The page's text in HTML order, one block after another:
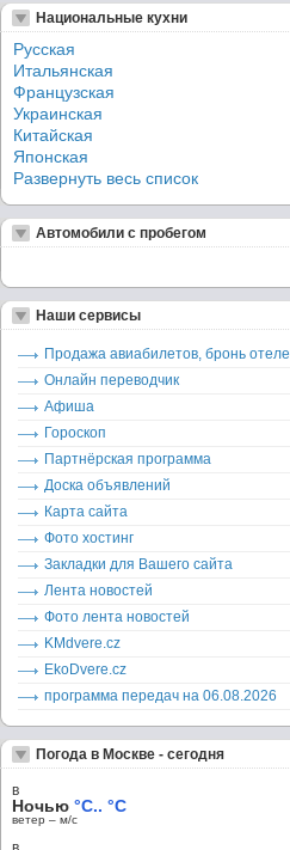
Национальные кухни
Русская
Итальянская
Французская
Украинская
Китайская
Японская
Развернуть весь список
Автомобили с пробегом
Наши сервисы
Продажа авиабилетов, бронь
Онлайн переводчик
Афиша
Гороскоп
Партнёрская программа
Доска объявлений
Карта сайта
Фото хостинг
Закладки для Вашего сайта
Лента новостей
Фото лента новостей
KMdvere.cz
EkoDvere.cz
программа передач на 06.08.2026
Погода в Москве - сегодня
в
Ночью °C.. °C
ветер – м/c